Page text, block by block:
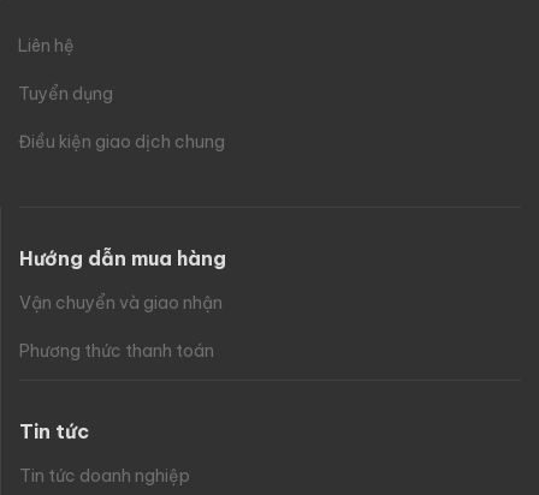
Liên hệ
Tuyển dụng
Điều kiện giao dịch chung
Hướng dẫn mua hàng
Vận chuyển và giao nhận
Phương thức thanh toán
Tin tức
Tin tức doanh nghiệp